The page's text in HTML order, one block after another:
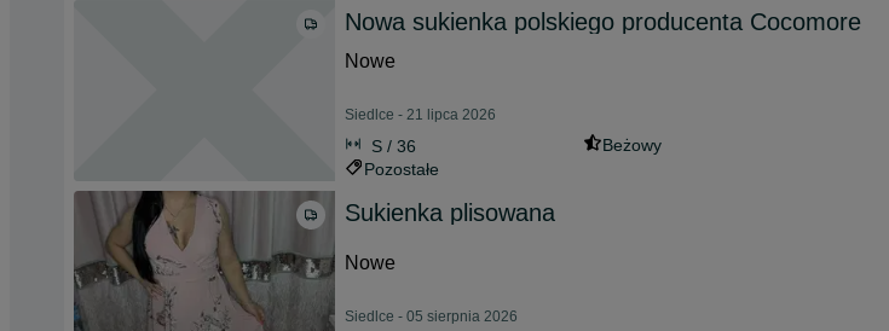
Nowa sukienka polskiego producenta Cocomore
Nowe
Siedlce - 21 lipca 2026
S / 36
Beżowy
Pozostałe
Sukienka plisowana
Nowe
Siedlce - 05 sierpnia 2026